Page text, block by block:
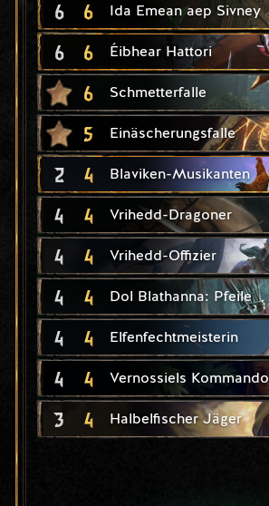
6 6 Ida Emean aep Sivney
6 6 Éibhear Hattori
6 Schmetterfalle
5 Einäscherungsfalle
2 4 Blaviken-Musikanten
4 4 Vrihedd-Dragoner
4 4 Vrihedd-Offizier
4 4 Dol Blathanna: Pfeile
4 4 Elfenfechtmeisterin
4 4 Vernossiels Kommando
3 4 Halbelfischer Jäger